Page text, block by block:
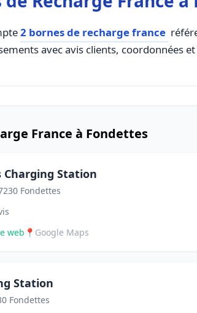
2 bornes de recharge france
avec avis clients, coordonnées
France à Fondettes
Charging Station
Fondettes
web 📍 Google Maps
Station
Fondettes